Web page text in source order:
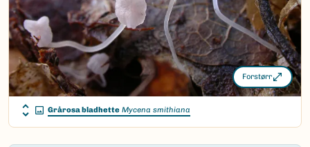
Gå til Nortaxa for flere detaljer
(Ekstern lenke)
Forstørr
Grårosa bladhette Mycena smithiana